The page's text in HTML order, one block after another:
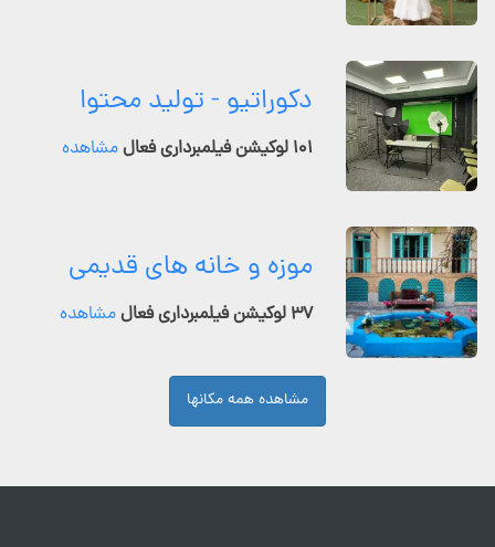
دکوراتیو - تولید محتوا
۱۰۱ لوکیشن فیلمبرداری فعال مشاهده
موزه و خانه های قدیمی
۳۷ لوکیشن فیلمبرداری فعال مشاهده
مشاهده همه مکانها